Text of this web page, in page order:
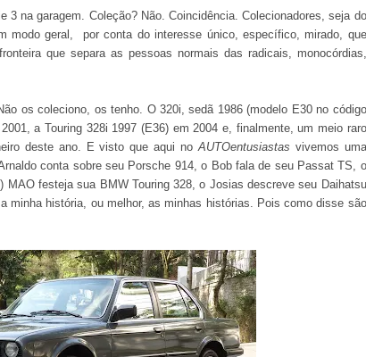
3 na garagem. Coleção? Não. Coincidência. Colecionadores, seja do
modo geral,
por conta do interesse único, específico, mirado, que
que separa as pessoas normais das radicais, monocórdias,
os coleciono, os tenho. O 320i, sedã 1986 (modelo E30 no código
a Touring 328i 1997 (E36) em 2004 e, finalmente, um meio raro
deste ano. E visto que aqui noAUTOentusiastas vivemos uma
conta sobre seu Porsche 914, o Bob fala de seu Passat TS, o
MAO festeja sua BMW Touring 328, o Josias descreve seu Daihatsu
minha história, ou melhor, as minhas histórias. Pois como disse são